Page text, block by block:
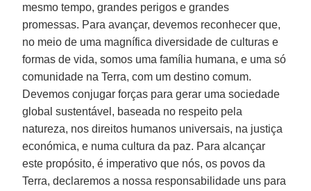
mesmo tempo, grandes perigos e grandes
promessas. Para avançar, devemos reconhecer que,
no meio de uma magnífica diversidade de culturas e
formas de vida, somos uma família humana, e uma só
comunidade na Terra, com um destino comum.
Devemos conjugar forças para gerar uma sociedade
global sustentável, baseada no respeito pela
natureza, nos direitos humanos universais, na justiça
económica, e numa cultura da paz. Para alcançar
este propósito, é imperativo que nós, os povos da
Terra, declaremos a nossa responsabilidade uns para